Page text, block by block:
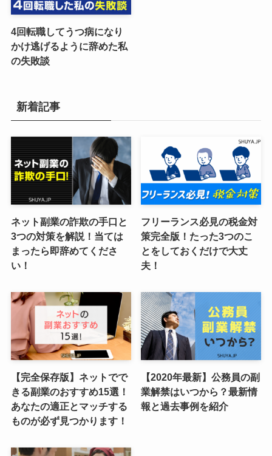
4回転職してうつ病になり
かけ逃げるように辞めた私
の失敗談
新着記事
ネット副業の詐欺の手口と
3つの対策を解説！当ては
まったら即辞めてくださ
い！
フリーランス必見の税金対
策完全版！たった3つのこ
とをしておくだけで大丈
夫！
【完全保存版】ネットでで
きる副業のおすすめ15選！
あなたの適正とマッチする
ものが必ず見つかります！
【2020年最新】公務員の副
業解禁はいつから？最新情
報と過去事例を紹介